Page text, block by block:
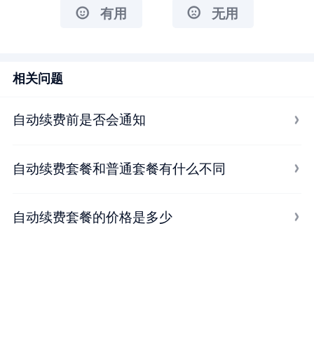
有用 无用
相关问题
自动续费前是否会通知
自动续费套餐和普通套餐有什么不同
自动续费套餐的价格是多少